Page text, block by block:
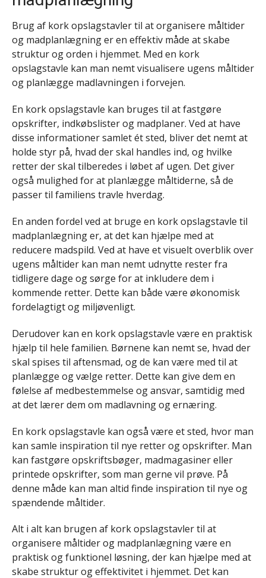
Brug af kork opslagstavler til at organisere måltider
og madplanlægning er en effektiv måde at skabe
struktur og orden i hjemmet. Med en kork
opslagstavle kan man nemt visualisere ugens måltider
og planlægge madlavningen i forvejen.
En kork opslagstavle kan bruges til at fastgøre
opskrifter, indkøbslister og madplaner. Ved at have
disse informationer samlet ét sted, bliver det nemt at
holde styr på, hvad der skal handles ind, og hvilke
retter der skal tilberedes i løbet af ugen. Det giver
også mulighed for at planlægge måltiderne, så de
passer til familiens travle hverdag.
En anden fordel ved at bruge en kork opslagstavle til
madplanlægning er, at det kan hjælpe med at
reducere madspild. Ved at have et visuelt overblik over
ugens måltider kan man nemt udnytte rester fra
tidligere dage og sørge for at inkludere dem i
kommende retter. Dette kan både være økonomisk
fordelagtigt og miljøvenligt.
Derudover kan en kork opslagstavle være en praktisk
hjælp til hele familien. Børnene kan nemt se, hvad der
skal spises til aftensmad, og de kan være med til at
planlægge og vælge retter. Dette kan give dem en
følelse af medbestemmelse og ansvar, samtidig med
at det lærer dem om madlavning og ernæring.
En kork opslagstavle kan også være et sted, hvor man
kan samle inspiration til nye retter og opskrifter. Man
kan fastgøre opskriftsbøger, madmagasiner eller
printede opskrifter, som man gerne vil prøve. På
denne måde kan man altid finde inspiration til nye og
spændende måltider.
Alt i alt kan brugen af kork opslagstavler til at
organisere måltider og madplanlægning være en
praktisk og funktionel løsning, der kan hjælpe med at
skabe struktur og effektivitet i hjemmet. Det kan